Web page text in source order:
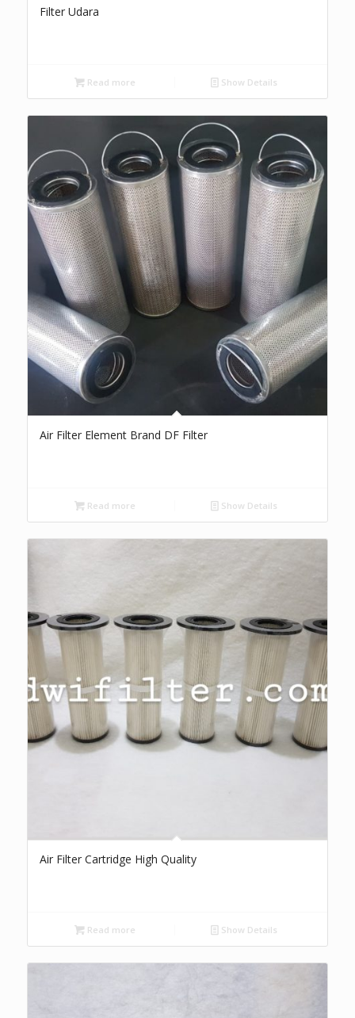
Filter Udara
Read more Show Details
Air Filter Element Brand DF Filter
Read more Show Details
Air Filter Cartridge High Quality
Read more Show Details